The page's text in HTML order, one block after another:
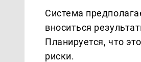
Система
вноситься
Планируется, что
риски.